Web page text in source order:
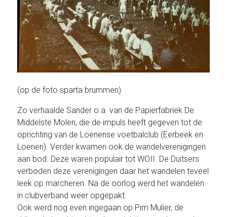
(op de foto sparta brummen)
Zo verhaalde Sander o.a. van de Papierfabriek De
Middelste Molen, die de impuls heeft gegeven tot de
oprichting van de Loenense voetbalclub (Eerbeek en
Loenen). Verder kwamen ook de wandelverenigingen
aan bod. Deze waren populair tot WOII. De Duitsers
verboden deze verenigingen daar het wandelen teveel
leek op marcheren. Na de oorlog werd het wandelen
in clubverband weer opgepakt.
Ook werd nog even ingegaan op Pim Mulier, de